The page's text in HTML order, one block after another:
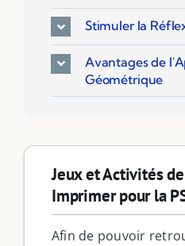
Stimuler la
Avantages de
Géométrique
Jeux et Activités
Imprimer pour la
Afin de pouvoir